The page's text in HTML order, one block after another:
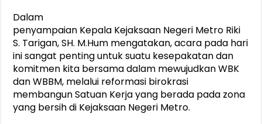
Dalam
penyampaian Kepala Kejaksaan Negeri Metro Riki
S. Tarigan, SH. M.Hum mengatakan, acara pada hari
ini sangat penting untuk suatu kesepakatan dan
komitmen kita bersama dalam mewujudkan WBK
dan WBBM, melalui reformasi birokrasi
membangun Satuan Kerja yang berada pada zona
yang bersih di Kejaksaan Negeri Metro.